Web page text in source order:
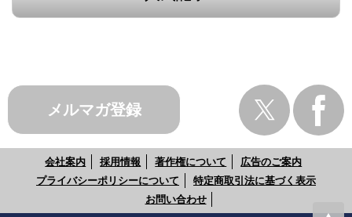
メルマガ登録
会社案内 採用情報 著作権について
広告のご案内
プライバシーポリシーについて
特定商取引法に基づく表示
お問い合わせ